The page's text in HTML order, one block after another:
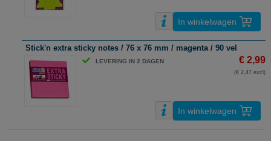
In winkelwagen
Stick'n extra sticky notes / 76 x 76 mm / magenta / 90 vel
LEVERING IN 2 DAGEN € 2,99
(€ 2,47 excl)
In winkelwagen